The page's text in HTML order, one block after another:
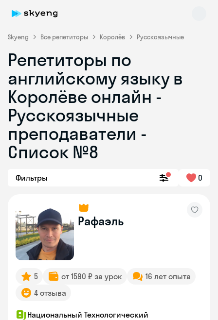
Skyeng Все репетиторы Королёв Русскоязычные
Репетиторы по
английскому языку в
Королёве онлайн -
Русскоязычные
преподаватели -
Список №8
Фильтры 0
Рафаэль
5 от 1590 ₽ за урок
16 лет опыта
4 отзыва
Национальный Технологический
online